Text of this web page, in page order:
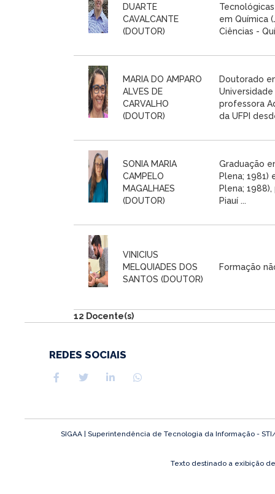
DUARTE
CAVALCANTE
(DOUTOR)
em Química
Ciências -
MARIA DO AMPARO
ALVES DE
CARVALHO
(DOUTOR)
Doutorado
professora
da UFPI
SONIA MARIA
CAMPELO
MAGALHAES
(DOUTOR)
Graduação
Plena; 1981)
Plena;
Piauí ...
VINICIUS
MELQUIADES DOS
SANTOS (DOUTOR)
Formação
12 Docente(s)
REDES SOCIAIS
SIGAA | Superintendência de Tecnologia da Informação -
Texto destinado a exibição